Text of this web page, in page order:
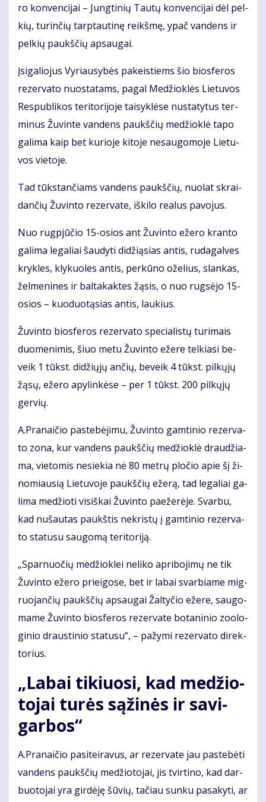
ro kon­ven­ci­jai – Jung­ti­nių Tau­tų kon­ven­ci­jai dėl pel­
kių, tu­rin­čių tarp­tau­ti­nę reikš­mę, ypač van­dens ir
pel­kių paukš­čių ap­sau­gai.
Įsi­ga­lio­jus Vy­riau­sy­bės pa­keis­tiems šio bios­fe­ros
re­zer­va­to nuo­sta­tams, pa­gal Me­džiok­lės Lie­tu­vos
Res­pub­li­kos te­ri­to­ri­jo­je tai­syk­lė­se nu­sta­ty­tus ter­
mi­nus Žu­vin­te van­dens paukš­čių me­džiok­lė ta­po
ga­li­ma kaip bet ku­rio­je ki­to­je ne­sau­go­mo­je Lie­tu­
vos vie­to­je.
Tad tūks­tan­čiams van­dens paukš­čių, nuo­lat skrai­
dan­čių Žu­vin­to re­zer­va­te, iš­ki­lo re­a­lus pa­vo­jus.
Nuo rug­pjū­čio 15-osios ant Žu­vin­to eže­ro kran­to
ga­li­ma le­ga­liai šau­dy­ti di­dži­ą­sias an­tis, ru­da­gal­ves
kryk­les, kly­kuo­les an­tis, per­kū­no ože­lius, slan­kas,
žel­me­ni­nes ir bal­ta­kak­tes žą­sis, o nuo rug­sė­jo 15-
osios – kuo­duo­tą­sias an­tis, lau­kius.
Žu­vin­to bios­fe­ros re­zer­va­to spe­cia­lis­tų tu­ri­mais
duo­me­ni­mis, šiuo me­tu Žu­vin­to eže­re tel­kia­si be­
veik 1 tūkst. di­džių­jų an­čių, be­veik 4 tūkst. pil­kų­jų
žą­sų, eže­ro apy­lin­kė­se – per 1 tūkst. 200 pil­kų­jų
ger­vių.
A.Pra­nai­čio pa­ste­bė­ji­mu, Žu­vin­to gam­ti­nio re­zer­va­
to zo­na, kur van­dens paukš­čių me­džiok­lė drau­džia­
ma, vie­to­mis ne­sie­kia nė 80 met­rų plo­čio apie šį ži­
no­miau­sią Lie­tu­vo­je paukš­čių eže­rą, tad le­ga­liai ga­
li­ma me­džio­ti vi­siš­kai Žu­vin­to pa­e­že­rė­je. Svar­bu,
kad nu­šau­tas paukš­tis ne­kris­tų į gam­ti­nio re­zer­va­
to sta­tu­su sau­go­mą te­ri­to­ri­ją.
„Spar­nuo­čių me­džiok­lei ne­li­ko ap­ri­bo­ji­mų ne tik
Žu­vin­to eže­ro pri­ei­go­se, bet ir la­bai svar­bia­me mig­
ruo­jan­čių paukš­čių ap­sau­gai Žal­ty­čio eže­re, sau­go­
ma­me Žu­vin­to bios­fe­ros re­zer­va­te bo­ta­ni­nio zo­o­lo­
gi­nio draus­ti­nio sta­tu­su“, – pa­žy­mi re­zer­va­to di­rek­
to­rius.
„La­bai ti­kiuo­si, kad me­džio­
to­jai tu­rės są­ži­nės ir sa­vi­
gar­bos“
A.Pra­nai­čio pa­si­tei­ra­vus, ar re­zer­va­te jau pa­ste­bė­ti
van­dens paukš­čių me­džio­to­jai, jis tvir­ti­no, kad dar­
buo­to­jai yra gir­dė­ję šū­vių, ta­čiau sun­ku pa­sa­ky­ti, ar